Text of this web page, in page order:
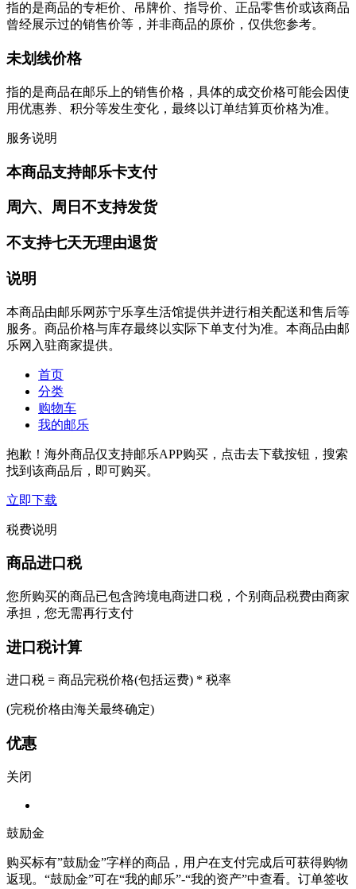
指的是商品的专柜价、吊牌价、指导价、正品零售价或该商品
曾经展示过的销售价等，并非商品的原价，仅供您参考。
未划线价格
指的是商品在邮乐上的销售价格，具体的成交价格可能会因使
用优惠券、积分等发生变化，最终以订单结算页价格为准。
服务说明
本商品支持邮乐卡支付
周六、周日不支持发货
不支持七天无理由退货
说明
本商品由邮乐网苏宁乐享生活馆提供并进行相关配送和售后等
服务。商品价格与库存最终以实际下单支付为准。本商品由邮
乐网入驻商家提供。
首页
分类
购物车
我的邮乐
抱歉！海外商品仅支持邮乐APP购买，点击去下载按钮，搜索
找到该商品后，即可购买。
立即下载
税费说明
商品进口税
您所购买的商品已包含跨境电商进口税，个别商品税费由商家
承担，您无需再行支付
进口税计算
进口税 = 商品完税价格(包括运费) * 税率
(完税价格由海关最终确定)
优惠
关闭
鼓励金
购买标有”鼓励金”字样的商品，用户在支付完成后可获得购物
返现。“鼓励金”可在“我的邮乐”-“我的资产”中查看。订单签收